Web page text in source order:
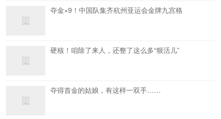
夺金×9！中国队集齐杭州亚运会金牌九宫格
硬核！咱除了来人，还整了这么多“狠活儿”
夺得首金的姑娘，有这样一双手……